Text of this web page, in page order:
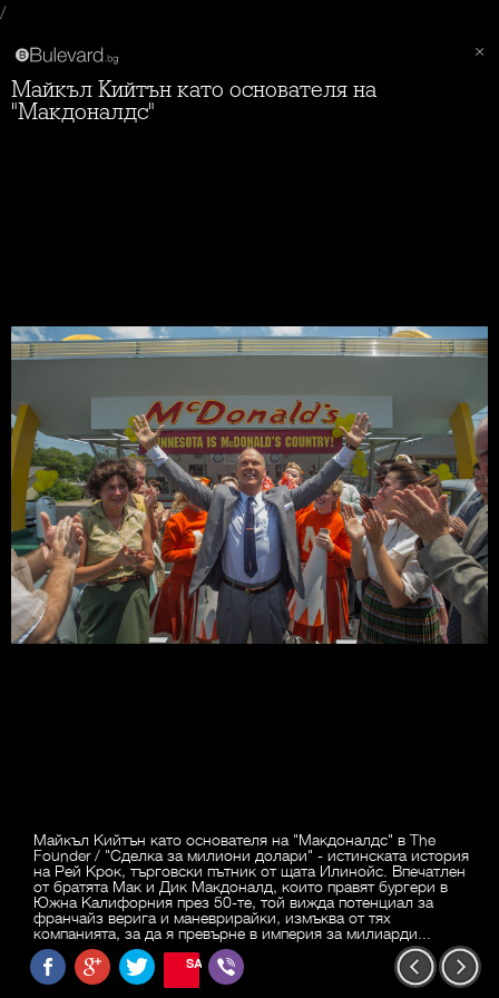
/
Майкъл Кийтън като основателя на
"Макдоналдс"
Майкъл Кийтън като основателя на "Макдоналдс" в The
Founder / "Сделка за милиони долари" - истинската история
на Рей Крок, търговски пътник от щата Илинойс. Впечатлен
от братята Мак и Дик Макдоналд, които правят бургери в
Южна Калифорния през 50-те, той вижда потенциал за
франчайз верига и маневрирайки, измъква от тях
компанията, за да я превърне в империя за милиарди...
SAVE